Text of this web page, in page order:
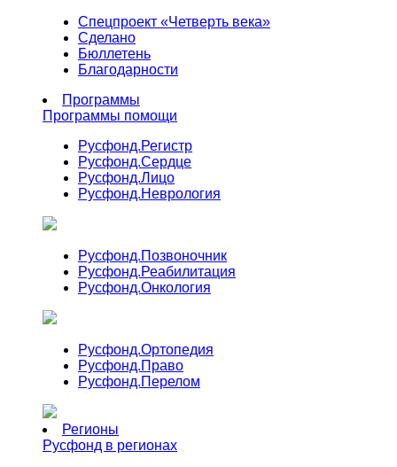
Спецпроект «Четверть века»
Сделано
Бюллетень
Благодарности
Программы
Программы помощи
Русфонд.Регистр
Русфонд.Сердце
Русфонд.Лицо
Русфонд.Неврология
Русфонд.Позвоночник
Русфонд.Реабилитация
Русфонд.Онкология
Русфонд.Ортопедия
Русфонд.Право
Русфонд.Перелом
Регионы
Русфонд в регионах